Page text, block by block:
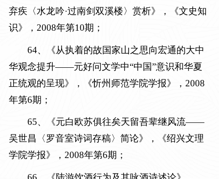
弃疾〈水龙吟·过南剑双溪楼〉赏析》，《文史知
识》， 2008年第10期 ；
64、《从执着的故国家山之思向宏通的大中
华观念提升——元好问文学中“中国”意识和华夏
正统观的呈现》，《忻州师范学院学报》， 2008
年第6期 ；
65、《元白欧苏俱往矣天留吾辈继风流——
吴世昌〈罗音室诗词存稿〉简论》，《绍兴文理
学院学报》， 2008年第6期 ；